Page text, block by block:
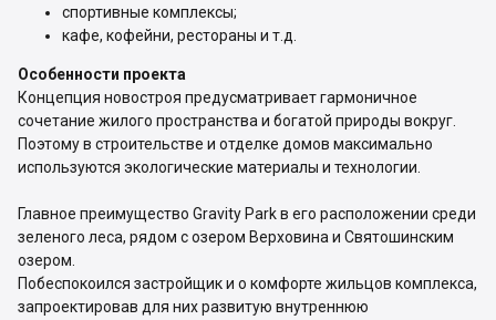
спортивные комплексы;
кафе, кофейни, рестораны и т.д.
Особенности проекта
Концепция новостроя предусматривает гармоничное
сочетание жилого пространства и богатой природы вокруг.
Поэтому в строительстве и отделке домов максимально
используются экологические материалы и технологии.
Главное преимущество Gravity Park в его расположении среди
зеленого леса, рядом с озером Верховина и Святошинским
озером.
Побеспокоился застройщик и о комфорте жильцов комплекса,
запроектировав для них развитую внутреннюю